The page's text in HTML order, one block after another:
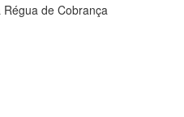
de Cobrança